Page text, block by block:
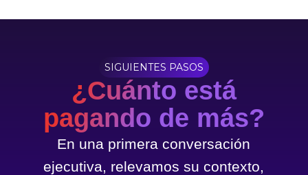
SIGUIENTES PASOS
¿Cuánto está
pagando de más?
En una primera conversación
ejecutiva, relevamos su contexto,